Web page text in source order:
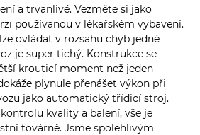
a trvanlivé. Vezměte si jako
používanou v lékařském vybavení.
ovládat v rozsahu chyb jedné
je super tichý. Konstrukce se
krouticí moment než jeden
plynule přenášet výkon při
jako automatický třídicí stroj.
kvality a balení, vše je
továrně. Jsme spolehlivým